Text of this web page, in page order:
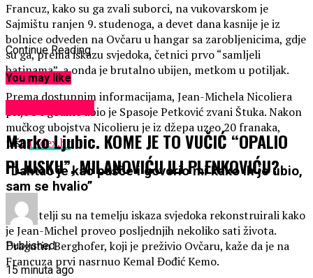
Francuz, kako su ga zvali suborci, na vukovarskom je
Sajmištu ranjen 9. studenoga, a devet dana kasnije je iz
bolnice odveden na Ovčaru u hangar sa zarobljenicima, gdje
su ga, prema iskazu svjedoka, četnici prvo “samljeli
batinama”, a onda je brutalno ubijen, metkom u potiljak.
Prema dostupnim informacijama, Jean-Michela Nicoliera
prije 34 godine ubio je Spasoje Petković zvani Štuka. Nakon
mučkog ubojstva Nicolieru je iz džepa uzeo 20 franaka,
pišeIndex.hr.
“Dahtao je kao pašče i govorio mi kako ih je ubio,
sam se hvalio”
Istražitelji su na temelju iskaza svjedoka rekonstruirali kako
je Jean-Michel proveo posljednjih nekoliko sati života.
Dragutin Berghofer, koji je preživio Ovčaru, kaže da je na
Francuza prvi nasrnuo Kemal Đođić Kemo.
Continue Reading
You may like
Marko Ljubic. KOME JE TO VUČIĆ “OPALIO
PLJUSKU”, MILANOVIĆU ILI PLENKOVIĆU?
Published
15 minuta ago